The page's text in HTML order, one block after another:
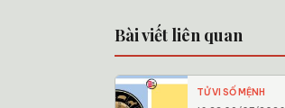
Bài viết liên quan
TỬ VI SỐ MỆNH